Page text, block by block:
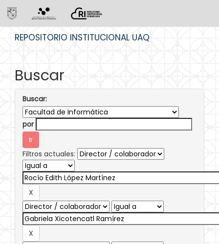
REPOSITORIO INSTITUCIONAL UAQ
Buscar
Buscar:
por
Filtros actuales: